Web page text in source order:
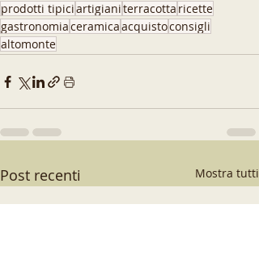
prodotti tipiciartigianiterracotta ricette
gastronomiaceramicaacquistoconsigli
altomonte
Post recenti Mostra tutti